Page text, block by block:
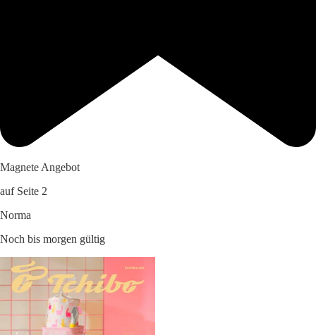
Magnete Angebot
auf Seite 2
Norma
Noch bis morgen gültig